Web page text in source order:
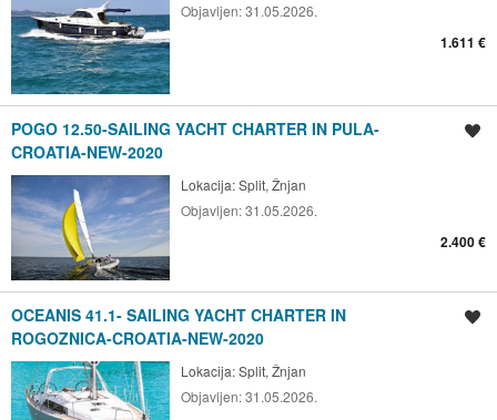
Objavljen:31.05.2026.
1.611 €
POGO 12.50-SAILING YACHT CHARTER IN PULA-
CROATIA-NEW-2020
Lokacija:Split, Žnjan
Objavljen:31.05.2026.
2.400 €
OCEANIS 41.1- SAILING YACHT CHARTER IN
ROGOZNICA-CROATIA-NEW-2020
Lokacija:Split, Žnjan
Objavljen:31.05.2026.